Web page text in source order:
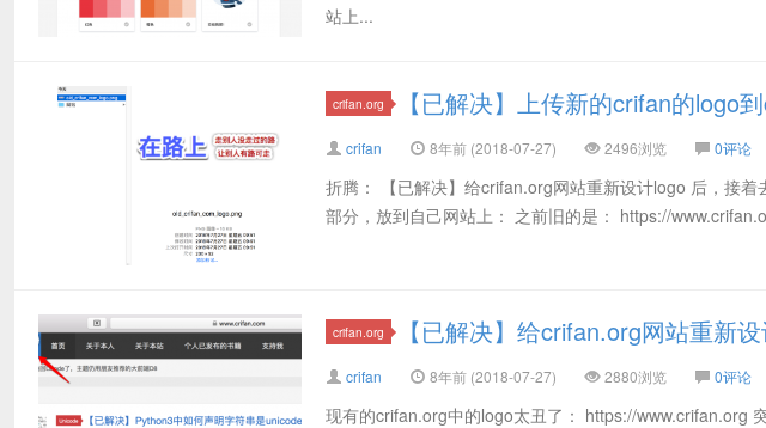
站上...
crifan.org 【已解决】上传新的crifan的logo
crifan 8年前 (2018-07-27) 2496浏览 0评论
折腾： 【已解决】给crifan.org网站重新设计logo 后，接
部分，放到自己网站上： 之前旧的是： https://
crifan.org 【已解决】给crifan.org网站重新
crifan 8年前 (2018-07-27) 2880浏览 0评论
现有的crifan.org中的logo太丑了： https://www.crifan.org